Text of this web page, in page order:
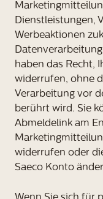
Dienstleistungen,
Werbeaktionen
haben das Recht,
widerrufen, ohne
Verarbeitung vor
berührt wird. Sie
Abmeldelink am
widerrufen oder
Saeco Konto